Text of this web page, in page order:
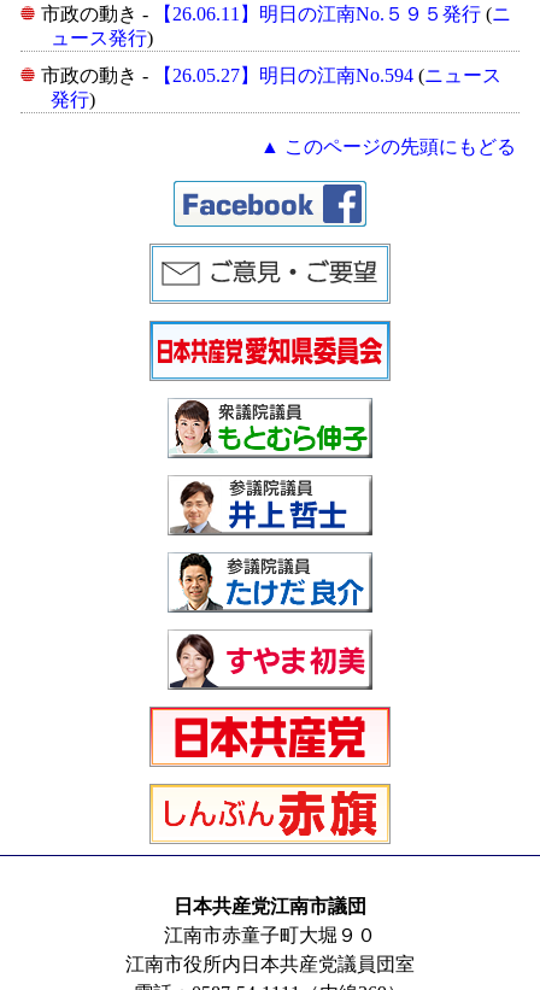
市政の動き -
【26.06.11】明日の江南No.５９５発行 (ニ
ュース発行)
市政の動き -
【26.05.27】明日の江南No.594 (ニュース
発行)
▲ このページの先頭にもどる
日本共産党江南市議団
江南市赤童子町大堀９０
江南市役所内日本共産党議員団室